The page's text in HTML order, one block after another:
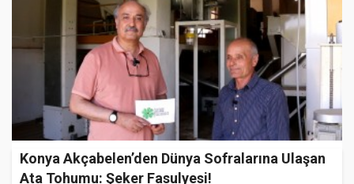
Konya Akçabelen’den Dünya Sofralarına Ulaşan
Ata Tohumu: Şeker Fasulyesi!